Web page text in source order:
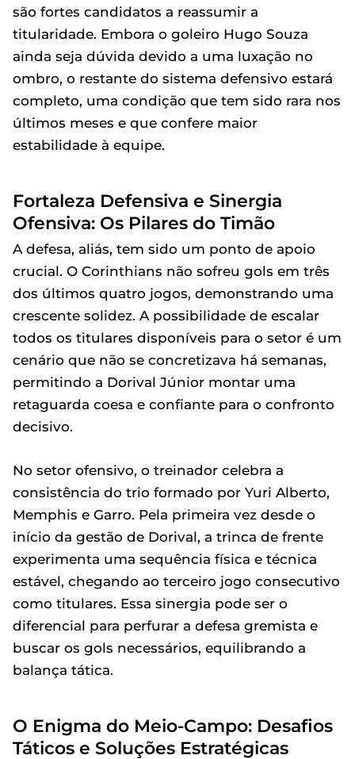
são fortes candidatos a reassumir a
titularidade. Embora o goleiro Hugo Souza
ainda seja dúvida devido a uma luxação no
ombro, o restante do sistema defensivo estará
completo, uma condição que tem sido rara nos
últimos meses e que confere maior
estabilidade à equipe.
Fortaleza Defensiva e Sinergia
Ofensiva: Os Pilares do Timão
A defesa, aliás, tem sido um ponto de apoio
crucial. O Corinthians não sofreu gols em três
dos últimos quatro jogos, demonstrando uma
crescente solidez. A possibilidade de escalar
todos os titulares disponíveis para o setor é um
cenário que não se concretizava há semanas,
permitindo a Dorival Júnior montar uma
retaguarda coesa e confiante para o confronto
decisivo.
No setor ofensivo, o treinador celebra a
consistência do trio formado por Yuri Alberto,
Memphis e Garro. Pela primeira vez desde o
início da gestão de Dorival, a trinca de frente
experimenta uma sequência física e técnica
estável, chegando ao terceiro jogo consecutivo
como titulares. Essa sinergia pode ser o
diferencial para perfurar a defesa gremista e
buscar os gols necessários, equilibrando a
balança tática.
O Enigma do Meio-Campo: Desafios
Táticos e Soluções Estratégicas